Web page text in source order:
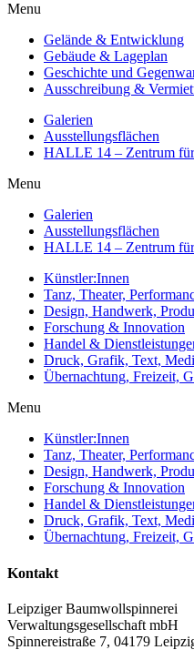
Menu
Gelände & Entwicklung
Gebäude & Lageplan
Geschichte und
Ausschreibung &
Galerien
Ausstellungsflächen
HALLE 14 – Zentrum
Menu
Galerien
Ausstellungsflächen
HALLE 14 – Zentrum
Künstler:Innen
Tanz, Theater,
Design, Handwerk,
Forschung & Innovation
Handel &
Druck, Grafik, Text,
Übernachtung, Freizeit,
Menu
Künstler:Innen
Tanz, Theater,
Design, Handwerk,
Forschung & Innovation
Handel &
Druck, Grafik, Text,
Übernachtung, Freizeit,
Kontakt
Leipziger Baumwollspinnerei
Verwaltungsgesellschaft mbH
Spinnereistraße 7, 04179